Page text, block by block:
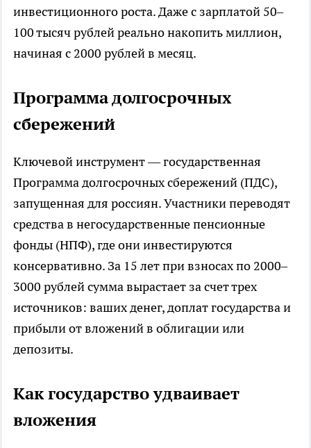
инвестиционного роста. Даже с зарплатой 50–
100 тысяч рублей реально накопить миллион,
начиная с 2000 рублей в месяц.
Программа долгосрочных
сбережений
Ключевой инструмент — государственная
Программа долгосрочных сбережений (ПДС),
запущенная для россиян. Участники переводят
средства в негосударственные пенсионные
фонды (НПФ), где они инвестируются
консервативно. За 15 лет при взносах по 2000–
3000 рублей сумма вырастает за счет трех
источников: ваших денег, доплат государства и
прибыли от вложений в облигации или
депозиты.
Как государство удваивает
вложения